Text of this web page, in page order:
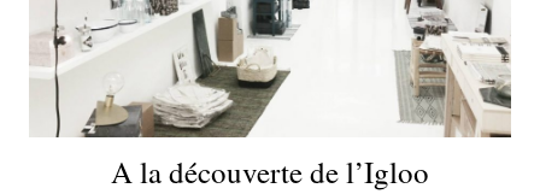
A la découverte de l’Igloo